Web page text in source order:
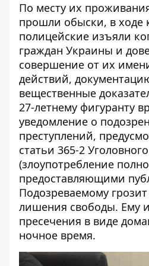
По месту их
прошли обыски, в ходе
полицейские изъяли
граждан Украины и
совершение от их
действий,
вещественные
27-летнему фигуранту
уведомление о
преступлений,
статьи 365-2
(злоупотребление
предоставляющими
Подозреваемому
лишения свободы. Ему
пресечения в виде
ночное время.